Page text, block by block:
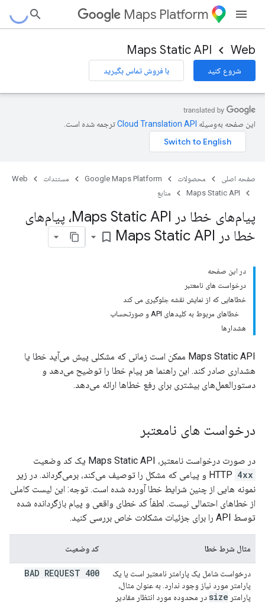
Maps Platform
Web
Maps Static API
شروع کنید با فروش تماس بگیرید
این صفحه به‌وسیله ترجمه شده است.
صفحه اصلی محصولات Google Maps Platform مستندات
Web
Maps Static API
منابع
پیام‌های خطا در Maps Static API، پیام‌های
خطا در Maps Static API
bookmark_border
در این صفحه
درخواست های نامعتبر
خطاهایی که از نمایش نقشه جلوگیری می کند
خطاهای مربوط به کلیدهای API و صورتحساب
هشدارها
Maps Static API ممکن است زمانی که مشکلی پیش می‌آید خطا یا
هشداری صادر کند. این راهنما هر پیام خطا را توضیح می‌دهد و
دستورالعمل‌های بیشتری برای رفع خطاها ارائه می‌دهد.
درخواست های نامعتبر
در صورت درخواست نامعتبر، Maps Static API یک کد وضعیت
HTTP 4xx
و پیامی که مشکل را توصیف می‌کند، برمی‌گرداند. در زیر
نمونه هایی از چنین شرایط خطا آورده شده است. توجه: این لیست کاملی
از خطاهای احتمالی نیست. لطفاً کد خطای واقعی و پیام بازگردانده شده
توسط API را برای جزئیات مشکلات خاص بررسی کنید.
مثال شرط خطا کد وضعیت
درخواست شامل یک پارامتر نامعتبر است یا یک
پارامتر مورد نیاز وجود ندارد. به عنوان مثال،
پارامتر size در محدوده مورد انتظار مقادیر
400 BAD REQUEST